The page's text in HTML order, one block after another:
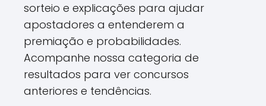
sorteio e explicações para ajudar
apostadores a entenderem a
premiação e probabilidades.
Acompanhe nossa categoria de
resultados para ver concursos
anteriores e tendências.